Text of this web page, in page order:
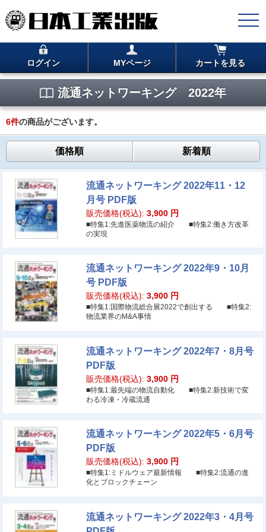
ログイン MYページ カートを見る
流通ネットワーキング 2022年
6件の商品がございます。
価格順 新着順
流通ネットワーキング 2022年11・12
月号 PDF版
販売価格(税込): 3,900 円
■特集1:先進医薬物流の紹介 ■特集2:働き方改革
の実現
流通ネットワーキング 2022年9・10月
号 PDF版
販売価格(税込): 3,900 円
■特集1:国際物流総合展2022で創出する ■特集2:
物流業界のM&A事情
流通ネットワーキング 2022年7・8月号
PDF版
販売価格(税込): 3,900 円
■特集1:最先端の物流自動化 ■特集2:新技術で変
わる冷凍・冷蔵流通
流通ネットワーキング 2022年5・6月号
PDF版
販売価格(税込): 3,900 円
■特集1:ミドルウェア最新情報 ■特集2:流通の進
化とブロックチェーン
流通ネットワーキング 2022年3・4月号